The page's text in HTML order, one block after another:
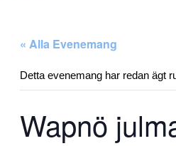
« Alla Evenemang
Detta evenemang har redan ägt
Wapnö